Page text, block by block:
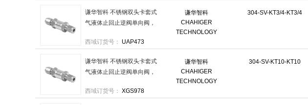
谦华智科
CHAHIGER
TECHNOLOGY
304-SV-KT3/4-KT3/4
谦华智科 不锈钢双头卡套式
气液体止回止逆阀单向阀，
套6分-出口卡套6分 售卖规
西域订货号： UAP473
谦华智科
CHAHIGER
TECHNOLOGY
304-SV-KT10-KT10
谦华智科 不锈钢双头卡套式
气液体止回止逆阀单向阀，
10mm-出口卡套10mm 售卖
西域订货号： XGS978